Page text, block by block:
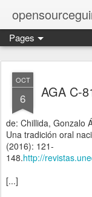
Pages
OCT
6 AGA C-
de: Chillida, Gonzalo
Una tradición oral
(2016): 121-
148.http://
[...]